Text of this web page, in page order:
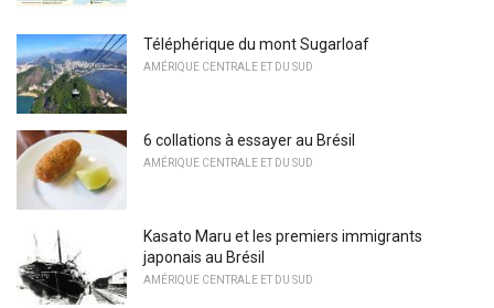
Téléphérique du mont Sugarloaf
AMÉRIQUE CENTRALE ET DU SUD
6 collations à essayer au Brésil
AMÉRIQUE CENTRALE ET DU SUD
Kasato Maru et les premiers immigrants
japonais au Brésil
AMÉRIQUE CENTRALE ET DU SUD